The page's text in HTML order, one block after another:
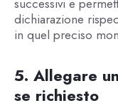
successivi e
dichiarazione
in quel preciso
5. Allegare
se richiesto